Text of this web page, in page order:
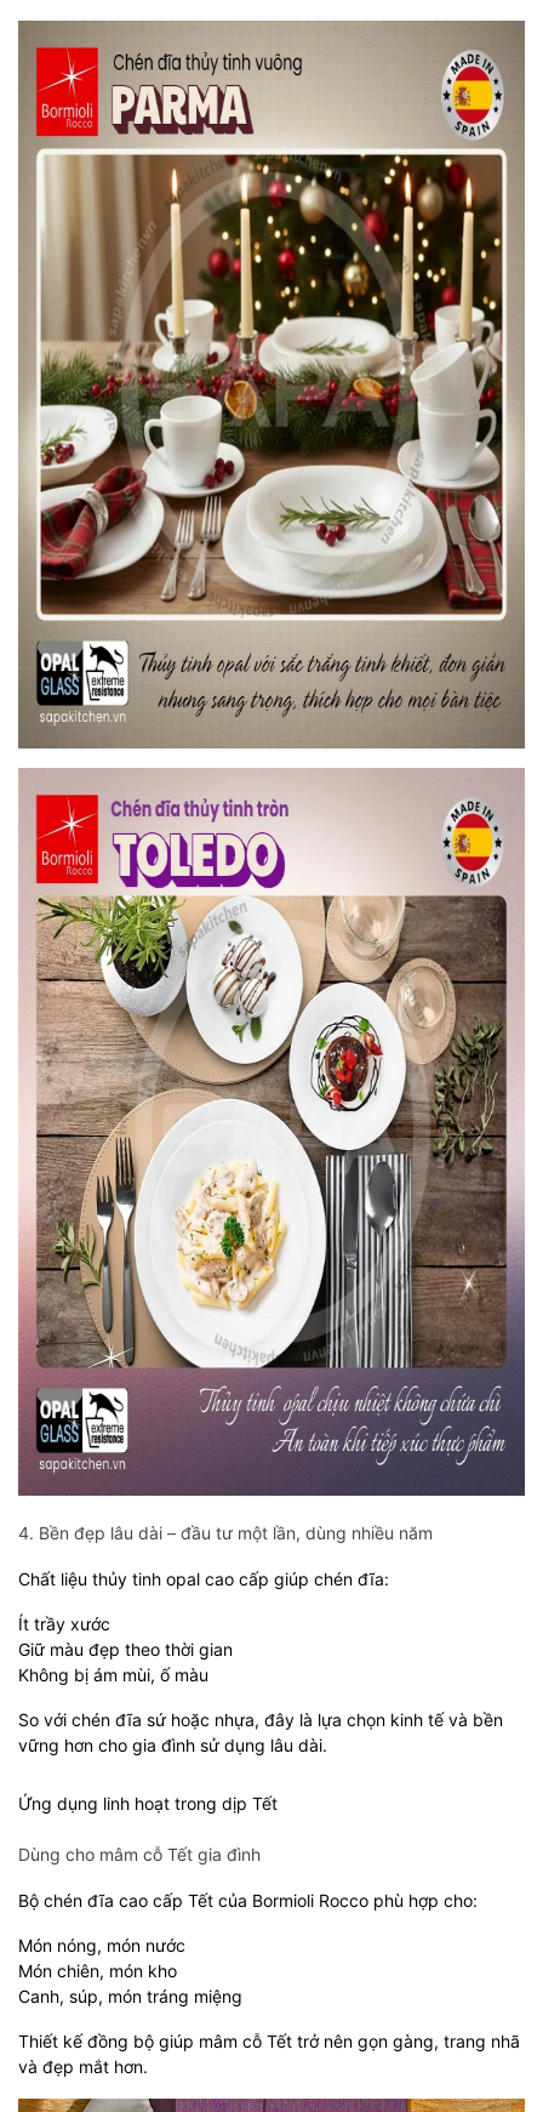
4. Bền đẹp lâu dài – đầu tư một lần, dùng nhiều năm
Chất liệu thủy tinh opal cao cấp giúp chén đĩa:
Ít trầy xước
Giữ màu đẹp theo thời gian
Không bị ám mùi, ố màu
So với chén đĩa sứ hoặc nhựa, đây là lựa chọn kinh tế và bền
vững hơn cho gia đình sử dụng lâu dài.
Ứng dụng linh hoạt trong dịp Tết
Dùng cho mâm cỗ Tết gia đình
Bộ chén đĩa cao cấp Tết của Bormioli Rocco phù hợp cho:
Món nóng, món nước
Món chiên, món kho
Canh, súp, món tráng miệng
Thiết kế đồng bộ giúp mâm cỗ Tết trở nên gọn gàng, trang nhã
và đẹp mắt hơn.